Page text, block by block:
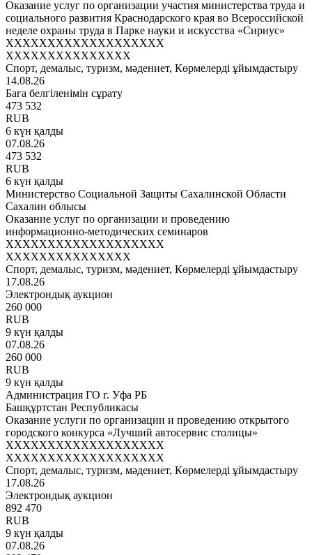
Оказание услуг по организации участия министерства труда и
социального развития Краснодарского края во Всероссийской
неделе охраны труда в Парке науки и искусства «Сириус»
XXXXXXXXXXXXXXXXXXX
XXXXXXXXXXXXXXX
Спорт, демалыс, туризм, мәдениет, Көрмелерді ұйымдастыру
14.08.26
Баға белгіленімін сұрату
473 532
RUB
6 күн қалды
07.08.26
473 532
RUB
6 күн қалды
Министерство Социальной Защиты Сахалинской Области
Сахалин облысы
Оказание услуг по организации и проведению
информационно-методических семинаров
XXXXXXXXXXXXXXXXXXX
XXXXXXXXXXXXXXX
Спорт, демалыс, туризм, мәдениет, Көрмелерді ұйымдастыру
17.08.26
Электрондық аукцион
260 000
RUB
9 күн қалды
07.08.26
260 000
RUB
9 күн қалды
Администрация ГО г. Уфа РБ
Башқұртстан Республикасы
Оказание услуги по организации и проведению открытого
городского конкурса «Лучший автосервис столицы»
XXXXXXXXXXXXXXXXXXX
XXXXXXXXXXXXXXXXXXX
Спорт, демалыс, туризм, мәдениет, Көрмелерді ұйымдастыру
17.08.26
Электрондық аукцион
892 470
RUB
9 күн қалды
07.08.26